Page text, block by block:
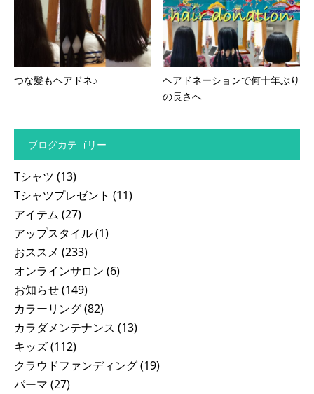
つな髪もヘアドネ♪
ヘアドネーションで何十年ぶり
の長さへ
ブログカテゴリー
Tシャツ (13)
Tシャツプレゼント (11)
アイテム (27)
アップスタイル(1)
おススメ (233)
オンラインサロン (6)
お知らせ(149)
カラーリング(82)
カラダメンテナンス (13)
キッズ(112)
クラウドファンディング(19)
パーマ (27)